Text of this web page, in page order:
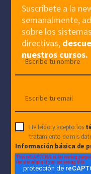
Suscríbete a la
semanalmente,
sobre los
directivas,
nuestros cursos.
He leído y acepto los
tratamiento de mis
Información básica de